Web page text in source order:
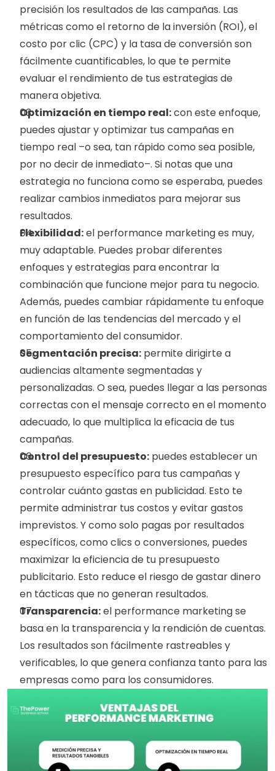
precisión los resultados de las campañas. Las
métricas como el retorno de la inversión (ROI), el
costo por clic (CPC) y la tasa de conversión son
fácilmente cuantificables, lo que te permite
evaluar el rendimiento de tus estrategias de
manera objetiva.
Optimización en tiempo real: con este enfoque,
puedes ajustar y optimizar tus campañas en
tiempo real –o sea, tan rápido como sea posible,
por no decir de inmediato–. Si notas que una
estrategia no funciona como se esperaba, puedes
realizar cambios inmediatos para mejorar sus
resultados.
Flexibilidad: el performance marketing es muy,
muy adaptable. Puedes probar diferentes
enfoques y estrategias para encontrar la
combinación que funcione mejor para tu negocio.
Además, puedes cambiar rápidamente tu enfoque
en función de las tendencias del mercado y el
comportamiento del consumidor.
Segmentación precisa: permite dirigirte a
audiencias altamente segmentadas y
personalizadas. O sea, puedes llegar a las personas
correctas con el mensaje correcto en el momento
adecuado, lo que multiplica la eficacia de tus
campañas.
Control del presupuesto: puedes establecer un
presupuesto específico para tus campañas y
controlar cuánto gastas en publicidad. Esto te
permite administrar tus costos y evitar gastos
imprevistos. Y como solo pagas por resultados
específicos, como clics o conversiones, puedes
maximizar la eficiencia de tu presupuesto
publicitario. Esto reduce el riesgo de gastar dinero
en tácticas que no generan resultados.
Transparencia: el performance marketing se
basa en la transparencia y la rendición de cuentas.
Los resultados son fácilmente rastreables y
verificables, lo que genera confianza tanto para las
empresas como para los consumidores.